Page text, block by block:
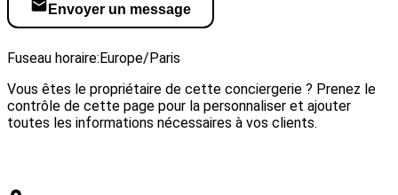
Envoyer un message
Fuseau horaire:Europe/Paris
Vous êtes le propriétaire de cette conciergerie ? Prenez le
contrôle de cette page pour la personnaliser et ajouter
toutes les informations nécessaires à vos clients.